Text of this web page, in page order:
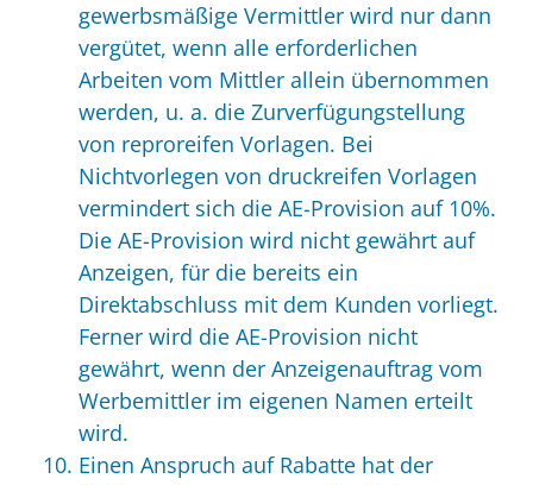
gewerbsmäßige Vermittler wird nur dann
vergütet, wenn alle erforderlichen
Arbeiten vom Mittler allein übernommen
werden, u. a. die Zurverfügungstellung
von reproreifen Vorlagen. Bei
Nichtvorlegen von druckreifen Vorlagen
vermindert sich die AE-Provision auf 10%.
Die AE-Provision wird nicht gewährt auf
Anzeigen, für die bereits ein
Direktabschluss mit dem Kunden vorliegt.
Ferner wird die AE-Provision nicht
gewährt, wenn der Anzeigenauftrag vom
Werbemittler im eigenen Namen erteilt
wird.
Einen Anspruch auf Rabatte hat der